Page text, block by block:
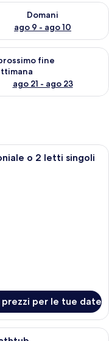
ago 8 - ago 9
Domani
ago 9 - ago 10
la disponibilità per
ago 14 -
fine
ago 21 - ago 23
la disponibilità per il
da letto in una baita di
o 2 letti singoli
prezzi per le tue date
in legno con un letto,